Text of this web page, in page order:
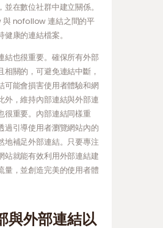
在數位社群中建立關係。
nofollow 連結之間的平
康的連結檔案。
結也很重要。確保所有外部
相關的，可避免連結中斷，
可能會損害使用者體驗和網
外，維持內部連結與外部連
很重要。內部連結同樣重
過引導使用者瀏覽網站內的
地補足外部連結。只要專注
站就能有效利用外部連結建
量，並創造完美的使用者體
與外部連結以